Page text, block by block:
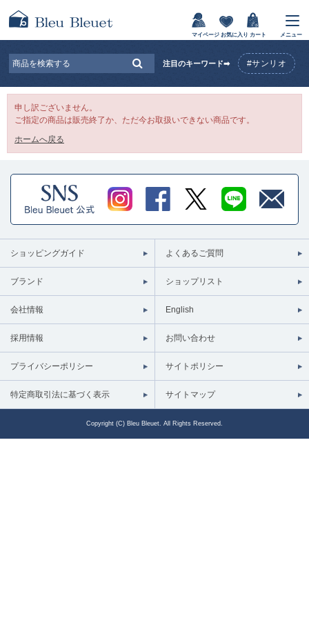
マイページ お気に入り カート メニュー
注目のキーワード➡ #サンリオ
申し訳ございません。
ご指定の商品は販売終了か、ただ今お取扱いできない商品です。
ホームへ戻る
ショッピングガイド よくあるご質問
ブランド ショップリスト
会社情報 English
採用情報 お問い合わせ
プライバシーポリシー サイトポリシー
特定商取引法に基づく表示 サイトマップ
Copyright (C) Bleu Bleuet. All Rights Reserved.